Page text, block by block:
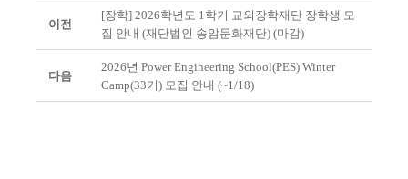
이전
[장학] 2026학년도 1학기 교외장학재단 장학생 모
집 안내 (재단법인 송암문화재단) (마감)
다음
2026년 Power Engineering School(PES) Winter
Camp(33기) 모집 안내 (~1/18)